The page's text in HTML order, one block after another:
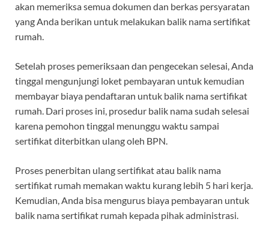
akan memeriksa semua dokumen dan berkas persyaratan
yang Anda berikan untuk melakukan balik nama sertifikat
rumah.
Setelah proses pemeriksaan dan pengecekan selesai, Anda
tinggal mengunjungi loket pembayaran untuk kemudian
membayar biaya pendaftaran untuk balik nama sertifikat
rumah. Dari proses ini, prosedur balik nama sudah selesai
karena pemohon tinggal menunggu waktu sampai
sertifikat diterbitkan ulang oleh BPN.
Proses penerbitan ulang sertifikat atau balik nama
sertifikat rumah memakan waktu kurang lebih 5 hari kerja.
Kemudian, Anda bisa mengurus biaya pembayaran untuk
balik nama sertifikat rumah kepada pihak administrasi.